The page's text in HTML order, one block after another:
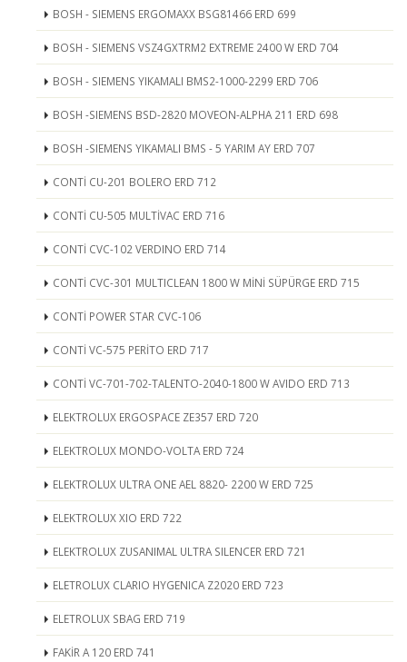
BOSH - SIEMENS ERGOMAXX BSG81466 ERD 699
BOSH - SIEMENS VSZ4GXTRM2 EXTREME 2400 W ERD 704
BOSH - SIEMENS YIKAMALI BMS2-1000-2299 ERD 706
BOSH -SIEMENS BSD-2820 MOVEON-ALPHA 211 ERD 698
BOSH -SIEMENS YIKAMALI BMS - 5 YARIM AY ERD 707
CONTİ CU-201 BOLERO ERD 712
CONTİ CU-505 MULTİVAC ERD 716
CONTİ CVC-102 VERDINO ERD 714
CONTİ CVC-301 MULTICLEAN 1800 W MİNİ SÜPÜRGE ERD 715
CONTİ POWER STAR CVC-106
CONTİ VC-575 PERİTO ERD 717
CONTİ VC-701-702-TALENTO-2040-1800 W AVIDO ERD 713
ELEKTROLUX ERGOSPACE ZE357 ERD 720
ELEKTROLUX MONDO-VOLTA ERD 724
ELEKTROLUX ULTRA ONE AEL 8820- 2200 W ERD 725
ELEKTROLUX XIO ERD 722
ELEKTROLUX ZUSANIMAL ULTRA SILENCER ERD 721
ELETROLUX CLARIO HYGENICA Z2020 ERD 723
ELETROLUX SBAG ERD 719
FAKİR A 120 ERD 741